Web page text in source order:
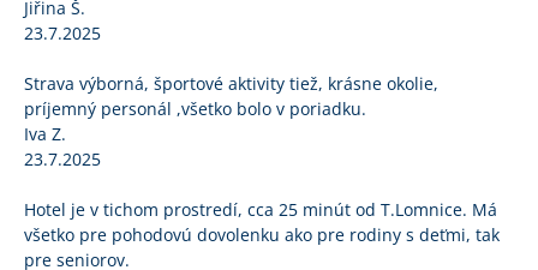
Jiřina Š.
23.7.2025
Strava výborná, športové aktivity tiež, krásne okolie,
príjemný personál ,všetko bolo v poriadku.
Iva Z.
23.7.2025
Hotel je v tichom prostredí, cca 25 minút od T.Lomnice. Má
všetko pre pohodovú dovolenku ako pre rodiny s deťmi, tak
pre seniorov.